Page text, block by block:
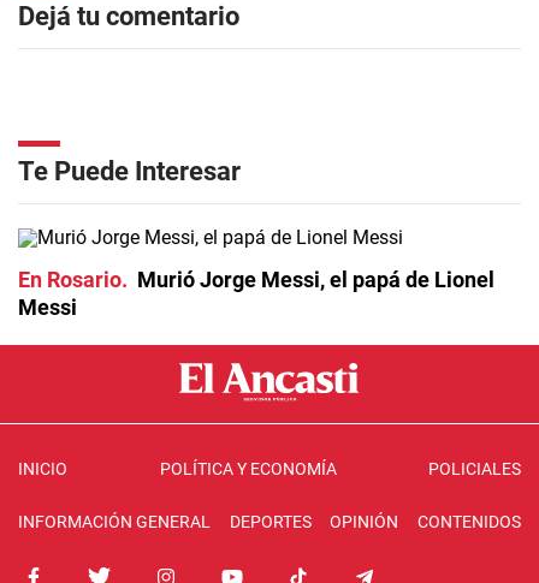
Dejá tu comentario
Te Puede Interesar
En Rosario
Murió Jorge Messi, el papá de Lionel
Messi
INICIO POLÍTICA Y ECONOMÍA POLICIALES
INFORMACIÓN GENERAL DEPORTES OPINIÓN CONTENIDOS